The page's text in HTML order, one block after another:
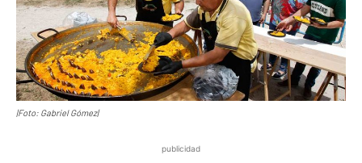
|Foto: Gabriel Gómez|
publicidad